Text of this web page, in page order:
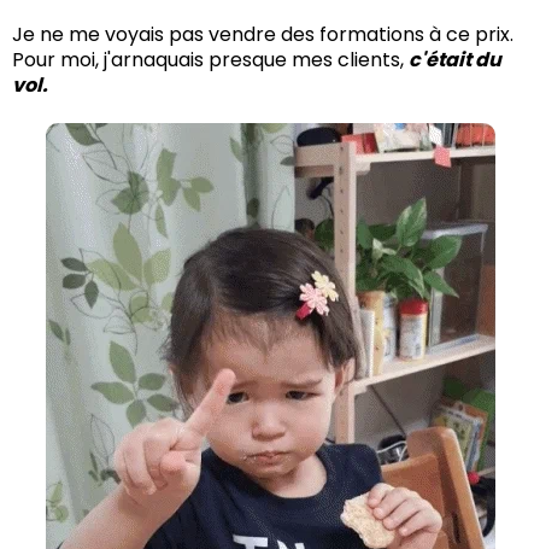
Je ne me voyais pas vendre des formations à ce prix.
Pour moi, j'arnaquais presque mes clients, c'était du
vol.